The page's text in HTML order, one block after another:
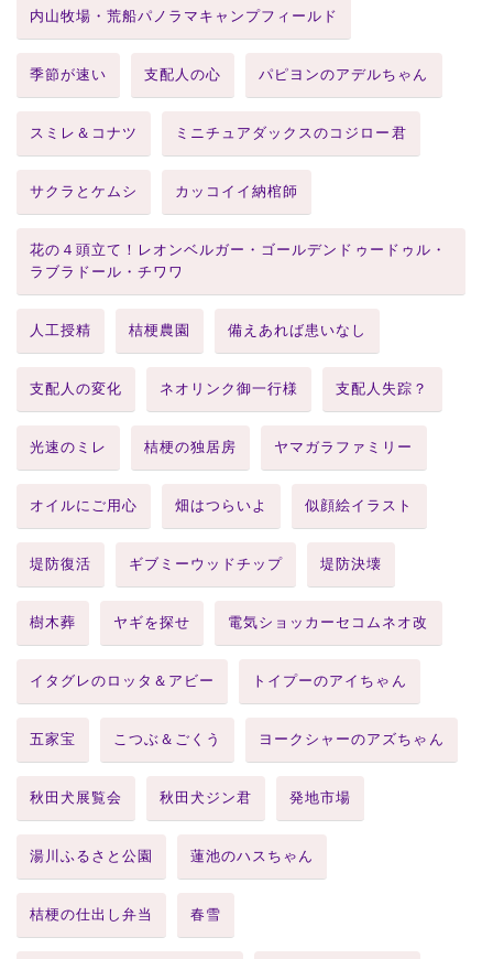
内山牧場・荒船パノラマキャンプフィールド
季節が速い 支配人の心 パピヨンのアデルちゃん
スミレ＆コナツ ミニチュアダックスのコジロー君
サクラとケムシ カッコイイ納棺師
花の４頭立て！レオンベルガー・ゴールデンドゥードゥル・
ラブラドール・チワワ
人工授精 桔梗農園 備えあれば患いなし
支配人の変化 ネオリンク御一行様 支配人失踪？
光速のミレ 桔梗の独居房 ヤマガラファミリー
オイルにご用心 畑はつらいよ 似顔絵イラスト
堤防復活 ギブミーウッドチップ 堤防決壊
樹木葬 ヤギを探せ 電気ショッカーセコムネオ改
イタグレのロッタ＆アビー トイプーのアイちゃん
五家宝 こつぶ＆ごくう ヨークシャーのアズちゃん
秋田犬展覧会 秋田犬ジン君 発地市場
湯川ふるさと公園 蓮池のハスちゃん
桔梗の仕出し弁当 春雪